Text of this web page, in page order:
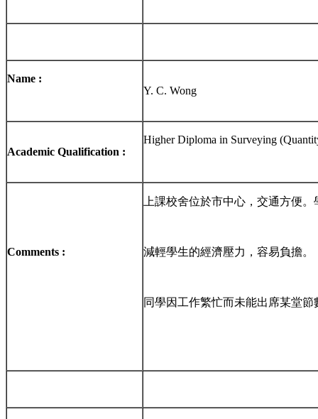
Name :
Y. C. Wong
Academic Qualification :
Higher Diploma in Surveying
Comments :
上課校舍位於市中心，交通方便
減輕學生的經濟壓力，容易負擔。
同學因工作繁忙而未能出席某堂